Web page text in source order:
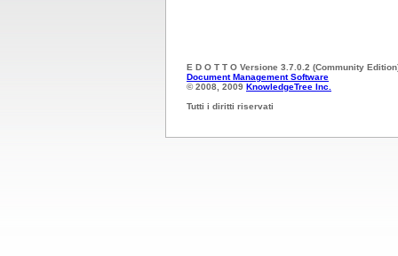
E D O T T O Versione 3.7.0.2 (Community
Document Management Software
© 2008, 2009 KnowledgeTree Inc.
Tutti i diritti riservati